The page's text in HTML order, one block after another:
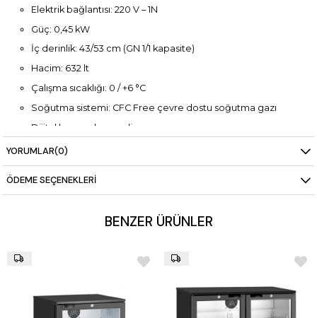
Elektrik bağlantısı: 220 V – 1N
Güç: 0,45 kW
İç derinlik: 43/53 cm (GN 1/1 kapasite)
Hacim: 632 lt
Çalışma sıcaklığı: 0 / +6 °C
Soğutma sistemi: CFC Free çevre dostu soğutma gazı
Dijital kumanda paneli
Otomatik defrost – su buharlaştırma sistemi
Ağırlık: 205 kg
Boyutlar: 2330 × 700 × 850 mm
YORUMLAR(0)
ÖDEME SEÇENEKLERI
BENZER ÜRÜNLER